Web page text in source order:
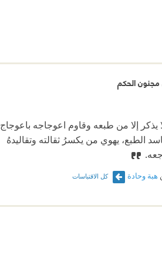
الحكم
يذكر إلا من طبعه وقاوم اعوجاجه باعوجاج
الطبع، يهوي من يكسرُ ثقالته وتقاليدهُ
هبة وحادة كل الاقتباسات